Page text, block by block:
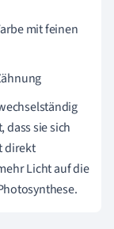
mit feinen
dass sie sich
direkt
Licht auf die